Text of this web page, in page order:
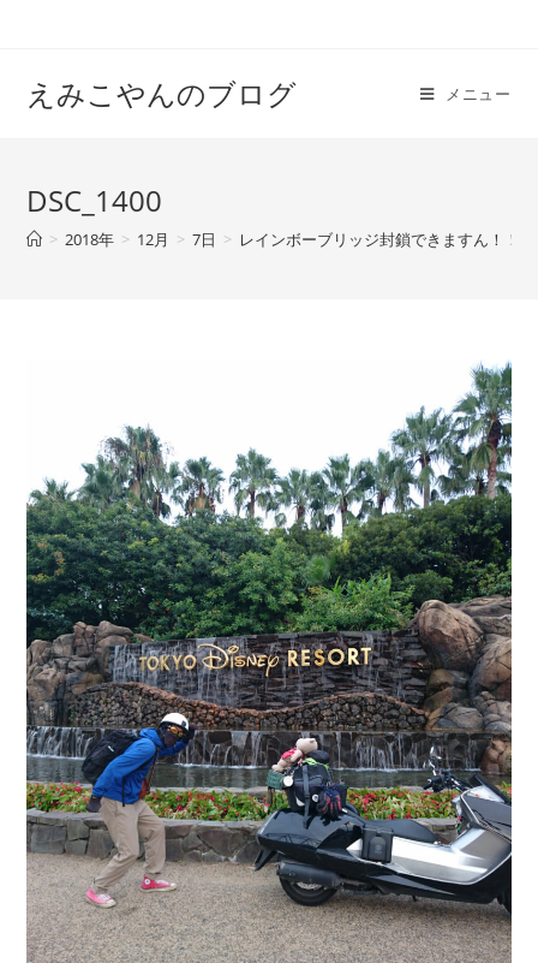
えみこやんのブログ メニュー
DSC_1400
> 2018年 > 12月 > 7日 > レインボーブリッジ封鎖できますん！！